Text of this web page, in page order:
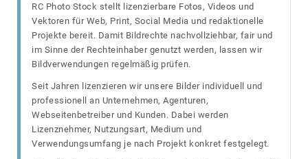
RC Photo Stock stellt lizenzierbare Fotos, Videos und
Vektoren für Web, Print, Social Media und redaktionelle
Projekte bereit. Damit Bildrechte nachvollziehbar, fair und
im Sinne der Rechteinhaber genutzt werden, lassen wir
Bildverwendungen regelmäßig prüfen.
Seit Jahren lizenzieren wir unsere Bilder individuell und
professionell an Unternehmen, Agenturen,
Webseitenbetreiber und Kunden. Dabei werden
Lizenznehmer, Nutzungsart, Medium und
Verwendungsumfang je nach Projekt konkret festgelegt.